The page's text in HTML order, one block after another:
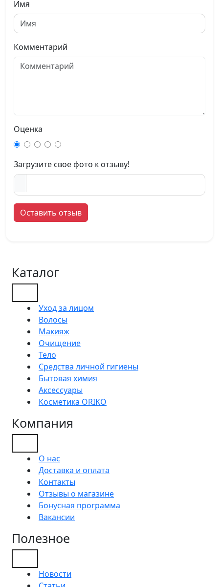
Имя
Комментарий
Оценка
Загрузите свое фото к отзыву!
Оставить отзыв
Каталог
Уход за лицом
Волосы
Макияж
Очищение
Тело
Средства личной гигиены
Бытовая химия
Аксессуары
Косметика ORIKO
Компания
О нас
Доставка и оплата
Контакты
Отзывы о магазине
Бонусная программа
Вакансии
Полезное
Новости